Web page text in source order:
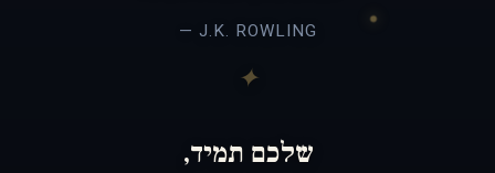
— J.K. ROWLING
שלכם תמיד,